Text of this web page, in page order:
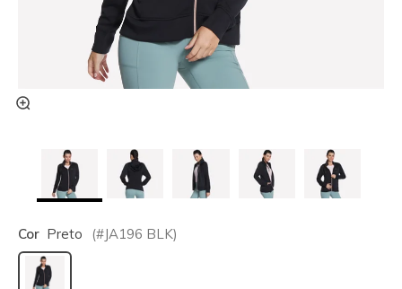
Cor Preto (#JA196 BLK)